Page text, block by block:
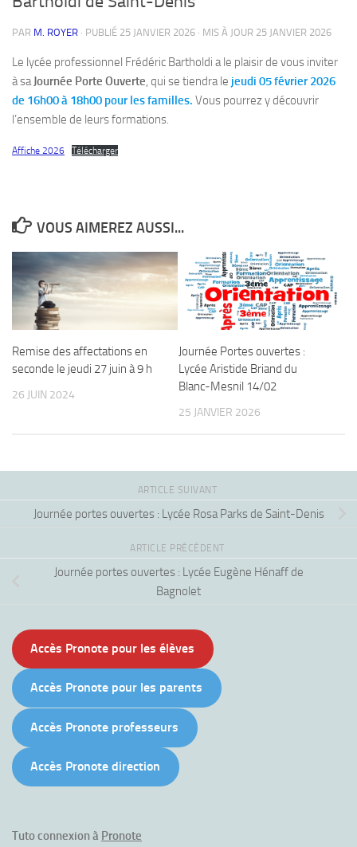
PAR M. ROYER · PUBLIÉ 25 JANVIER 2026 · MIS À JOUR 25 JANVIER 2026
Le lycée professionnel Frédéric Bartholdi a le plaisir de vous inviter
à saJournée Porte Ouverte, qui se tiendra le jeudi 05 février 2026
de 16h00 à 18h00 pour les familles. Vous pourrez y découvrir
l’ensemble de leurs formations.
Affiche 2026 Télécharger
VOUS AIMEREZ AUSSI...
Remise des affectations en
seconde le jeudi 27 juin à 9 h
26 JUIN 2024
Journée Portes ouvertes :
Lycée Aristide Briand du
Blanc-Mesnil 14/02
25 JANVIER 2026
ARTICLE SUIVANT
Journée portes ouvertes : Lycée Rosa Parks de Saint-Denis
ARTICLE PRÉCÉDENT
Journée portes ouvertes : Lycée Eugène Hénaff de
Bagnolet
Accès Pronote pour les élèves
Accès Pronote pour les parents
Accès Pronote professeurs
Accès Pronote direction
Tuto connexion à Pronote